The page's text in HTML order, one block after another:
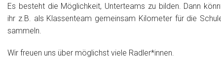
Es besteht die Möglichkeit, Unterteams zu bilden. Dann
ihr z.B. als Klassenteam gemeinsam Kilometer für die
sammeln.
Wir freuen uns über möglichst viele Radler*innen.